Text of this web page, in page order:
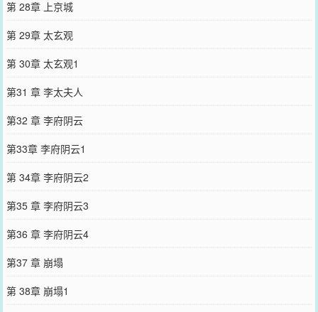
第 28章 上京城
第 29章 太玄观
第 30章 太玄观1
第31 章 李太夫人
第32 章 李府阴云
第33章 李府阴云1
第 34章 李府阴云2
第35 章 李府阴云3
第36 章 李府阴云4
第37 章 崩塌
第 38章 崩塌1